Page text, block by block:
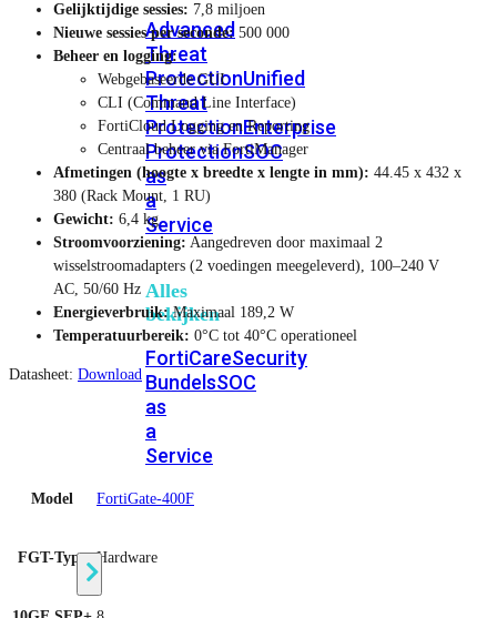
Advanced
Threat
ProtectionUnified
Threat
ProtectionEnterprise
ProtectionSOC
as
a
Service
Alles
bekijken
FortiCareSecurity
BundelsSOC
as
a
Service
Gelijktijdige sessies: 7,8 miljoen
Nieuwe sessies per seconde:500 000
Beheer en logging:
Webgebaseerde GUI
CLI (Command Line Interface)
FortiCloud Logging en Reporting
Centraal beheer via FortiManager
Afmetingen (hoogte x breedte x lengte in mm): 44.45 x 432 x
380 (Rack Mount, 1 RU)
Gewicht: 6,4 kg
Stroomvoorziening: Aangedreven door maximaal 2
wisselstroomadapters (2 voedingen meegeleverd), 100–240 V
AC, 50/60 Hz
Energieverbruik:Maximaal 189,2 W
Temperatuurbereik: 0°C tot 40°C operationeel
Datasheet: Download
Model FortiGate-400F
FGT-Type Hardware